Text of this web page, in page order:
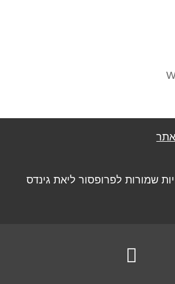
שמורות לפרופסור ליאת גינדס
